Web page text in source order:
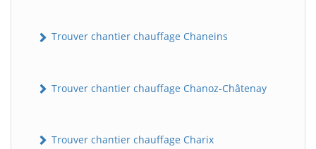
Trouver chantier chauffage Chaneins
Trouver chantier chauffage Chanoz-Châtenay
Trouver chantier chauffage Charix